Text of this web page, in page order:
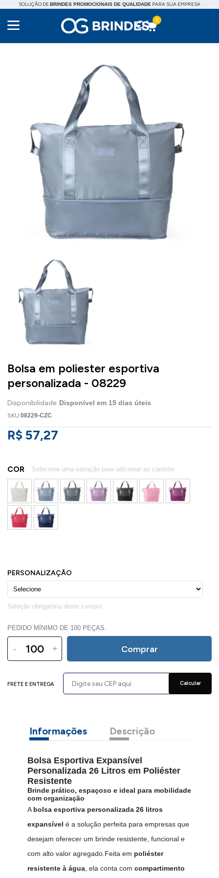
SOLUÇÃO DEBRINDES PROMOCIONAIS DE QUALIDADE PARA SUA EMPRESA
0
Bolsa em poliester esportiva
personalizada - 08229
Disponibilidade: Disponível em 15 dias úteis
SKU 08229-CZC
R$ 57,27
COR
PEDIDO MÍNIMO DE 100 PEÇAS.
- + Comprar
FRETE E ENTREGA Calcular
Informações Descrição
Bolsa Esportiva Expansível
Personalizada 26 Litros em Poliéster
Resistente
Brinde prático, espaçoso e ideal para mobilidade
com organização
A bolsa esportiva personalizada 26 litros
expansível é a solução perfeita para empresas que
desejam oferecer um brinde resistente, funcional e
com alto valor agregado.Feita em poliéster
resistente à água, ela conta com compartimento